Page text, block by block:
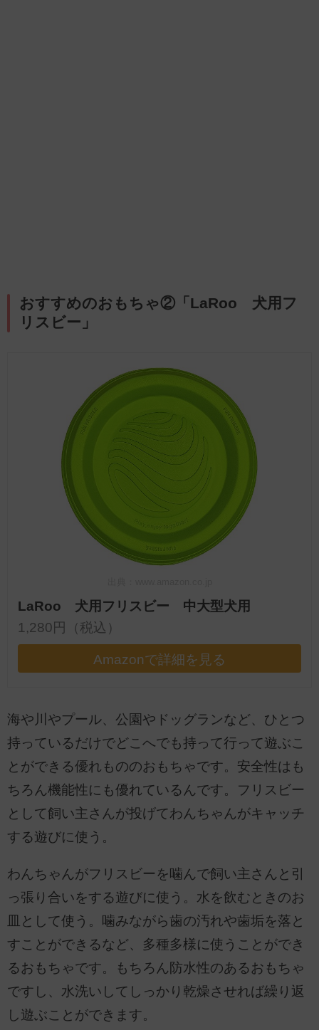
おすすめのおもちゃ②「LaRoo 犬用フ
リスビー」
LaRoo 犬用フリスビー 中大型犬用
1,280円（税込）
Amazonで詳細を見る
海や川やプール、公園やドッグランなど、ひとつ
持っているだけでどこへでも持って行って遊ぶこ
とができる優れもののおもちゃです。安全性はも
ちろん機能性にも優れているんです。フリスビー
として飼い主さんが投げてわんちゃんがキャッチ
する遊びに使う。
わんちゃんがフリスビーを噛んで飼い主さんと引
っ張り合いをする遊びに使う。水を飲むときのお
皿として使う。噛みながら歯の汚れや歯垢を落と
すことができるなど、多種多様に使うことができ
るおもちゃです。もちろん防水性のあるおもちゃ
ですし、水洗いしてしっかり乾燥させれば繰り返
し遊ぶことができます。